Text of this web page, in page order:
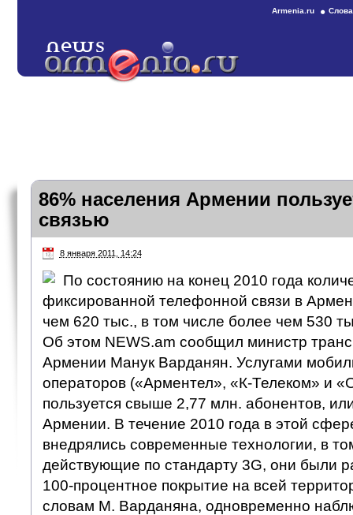
Armenia.ru
86% населения Армении
связью
8 января 2011, 14:24
По состоянию на конец 2010 года
фиксированной телефонной связи в
чем 620 тыс., в том числе более чем 530
Об этом NEWS.am сообщил министр
Армении Манук Варданян. Услугами
операторов («Арментел», «К-Телеком» и
пользуется свыше 2,77 млн. абонентов,
Армении. В течение 2010 года в этой
внедрялись современные технологии, в
действующие по стандарту 3G, они были
100-процентное покрытие на всей
словам М. Варданяна, одновременно